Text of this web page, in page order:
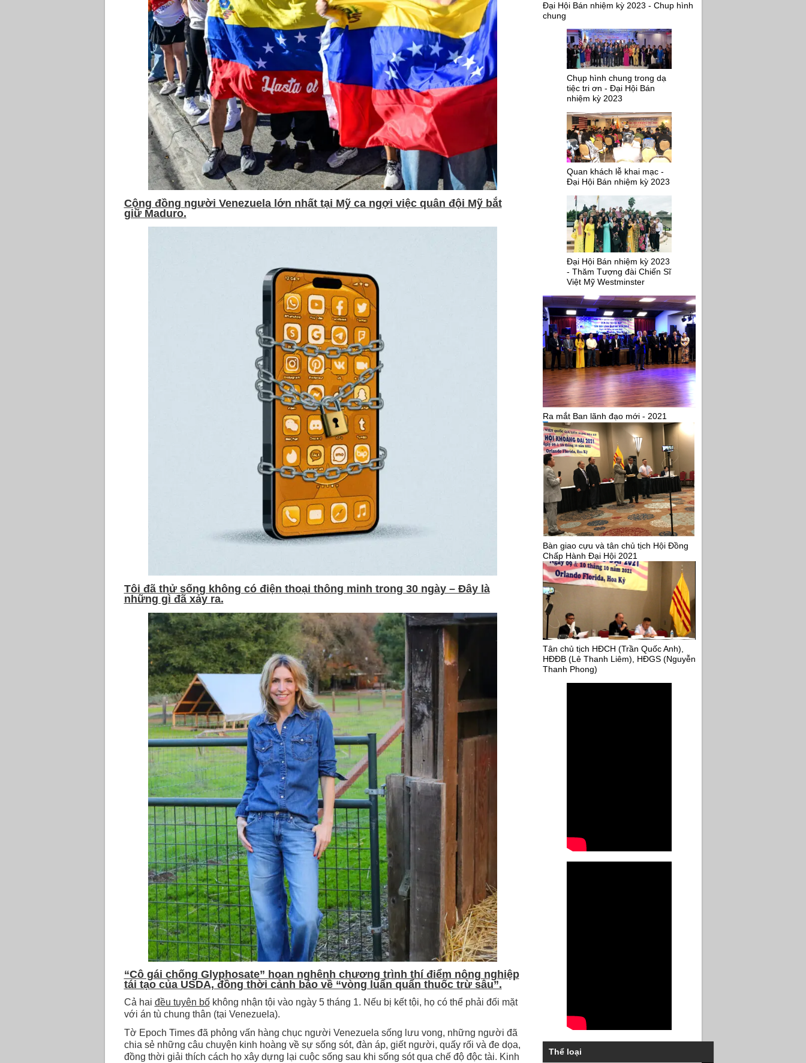
Cộng đồng người Venezuela lớn nhất tại Mỹ ca ngợi việc quân đội Mỹ bắt
giữ Maduro.
Tôi đã thử sống không có điện thoại thông minh trong 30 ngày – Đây là
những gì đã xảy ra.
“Cô gái chống Glyphosate” hoan nghênh chương trình thí điểm nông nghiệp
tái tạo của USDA, đồng thời cảnh báo về “vòng luẩn quẩn thuốc trừ sâu”.
Cả hai đều tuyên bốkhông nhận tội vào ngày 5 tháng 1. Nếu bị kết tội, họ có thể phải đối mặt
với án tù chung thân (tại Venezuela).
Tờ Epoch Times đã phỏng vấn hàng chục người Venezuela sống lưu vong, những người đã
chia sẻ những câu chuyện kinh hoàng về sự sống sót, đàn áp, giết người, quấy rối và đe dọa,
đồng thời giải thích cách họ xây dựng lại cuộc sống sau khi sống sót qua chế độ độc tài. Kinh
Đại Hội Bán nhiệm kỳ 2023 - Chup hình
chung
Chụp hình chung trong dạ
tiệc tri ơn - Đại Hội Bán
nhiệm kỳ 2023
Quan khách lễ khai mạc -
Đại Hội Bán nhiệm kỳ 2023
Đại Hội Bán nhiệm kỳ 2023
- Thăm Tượng đài Chiến Sĩ
Việt Mỹ Westminster
Ra mắt Ban lãnh đạo mới - 2021
Bàn giao cựu và tân chủ tịch Hội Đồng
Chấp Hành Đại Hội 2021
Tân chủ tịch HĐCH (Trần Quốc Anh),
HĐĐB (Lê Thanh Liêm), HĐGS (Nguyễn
Thanh Phong)
Thể loại